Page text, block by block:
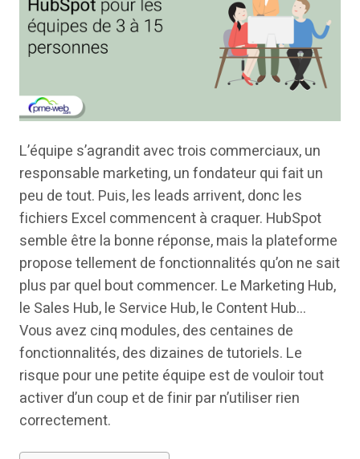
L’équipe s’agrandit avec trois commerciaux, un
responsable marketing, un fondateur qui fait un
peu de tout. Puis, les leads arrivent, donc les
fichiers Excel commencent à craquer. HubSpot
semble être la bonne réponse, mais la plateforme
propose tellement de fonctionnalités qu’on ne sait
plus par quel bout commencer. Le Marketing Hub,
le Sales Hub, le Service Hub, le Content Hub…
Vous avez cinq modules, des centaines de
fonctionnalités, des dizaines de tutoriels. Le
risque pour une petite équipe est de vouloir tout
activer d’un coup et de finir par n’utiliser rien
correctement.